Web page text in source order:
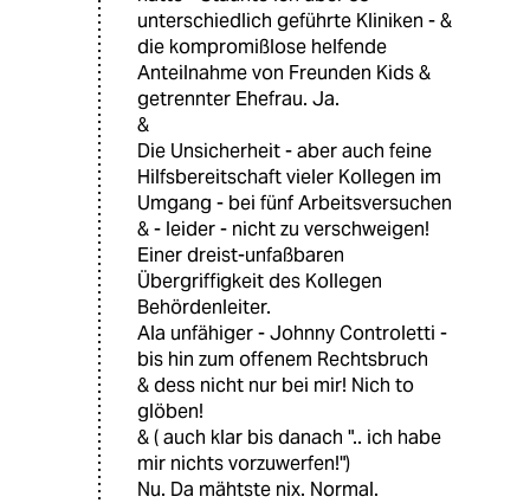
unterschiedlich geführte Kliniken - &
die kompromißlose helfende
Anteilnahme von Freunden Kids &
getrennter Ehefrau. Ja.
&
Die Unsicherheit - aber auch feine
Hilfsbereitschaft vieler Kollegen im
Umgang - bei fünf Arbeitsversuchen
& - leider - nicht zu verschweigen!
Einer dreist-unfaßbaren
Übergriffigkeit des Kollegen
Behördenleiter.
Ala unfähiger - Johnny Controletti -
bis hin zum offenem Rechtsbruch
& dess nicht nur bei mir! Nich to
glöben!
& ( auch klar bis danach ".. ich habe
mir nichts vorzuwerfen!")
Nu. Da mähtste nix. Normal.